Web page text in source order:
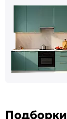
Подборки